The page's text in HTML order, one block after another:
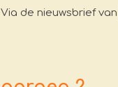
Via de nieuwsbrief